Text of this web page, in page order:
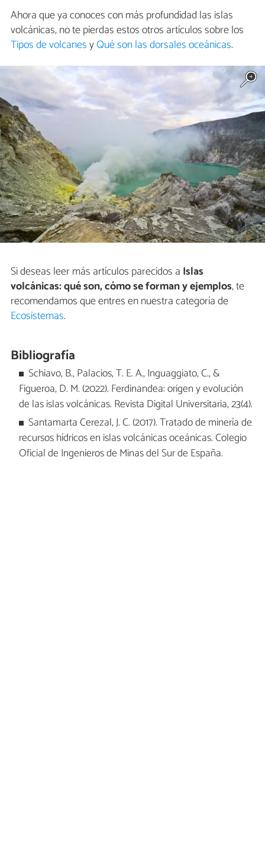
Ahora que ya conoces con más profundidad las islas
volcánicas, no te pierdas estos otros artículos sobre los
Tipos de volcanesyQué son las dorsales oceánicas.
Si deseas leer más artículos parecidos a Islas
volcánicas: qué son, cómo se forman y ejemplos, te
recomendamos que entres en nuestra categoría de
Ecosistemas.
Bibliografía
Schiavo, B., Palacios, T. E. A., Inguaggiato, C., &
Figueroa, D. M. (2022). Ferdinandea: origen y evolución
de las islas volcánicas. Revista Digital Universitaria, 23(4).
Santamarta Cerezal, J. C. (2017). Tratado de minería de
recursos hídricos en islas volcánicas oceánicas. Colegio
Oficial de Ingenieros de Minas del Sur de España.